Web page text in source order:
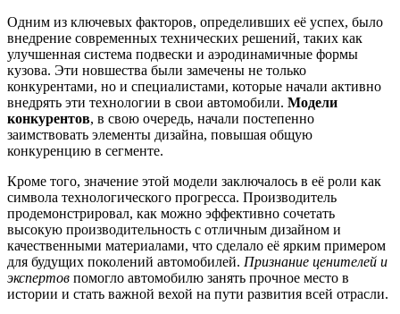
Одним из ключевых факторов, определивших её успех, было
внедрение современных технических решений, таких как
улучшенная система подвески и аэродинамичные формы
кузова. Эти новшества были замечены не только
конкурентами, но и специалистами, которые начали активно
внедрять эти технологии в свои автомобили. Модели
конкурентов, в свою очередь, начали постепенно
заимствовать элементы дизайна, повышая общую
конкуренцию в сегменте.
Кроме того, значение этой модели заключалось в её роли как
символа технологического прогресса. Производитель
продемонстрировал, как можно эффективно сочетать
высокую производительность с отличным дизайном и
качественными материалами, что сделало её ярким примером
для будущих поколений автомобилей. Признание ценителей и
экспертов помогло автомобилю занять прочное место в
истории и стать важной вехой на пути развития всей отрасли.